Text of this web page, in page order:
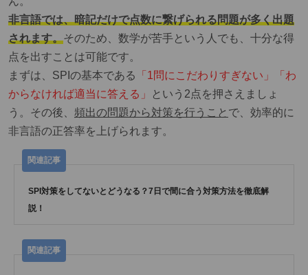
非言語では、暗記だけで点数に繋げられる問題が多く出題
されます。そのため、数学が苦手という人でも、十分な得
点を出すことは可能です。
まずは、SPIの基本である
「1問にこだわりすぎない」「わ
からなければ適当に答える」
という2点を押さえましょ
う。その後、 頻出の問題から対策を行うこと で、効率的に
非言語の正答率を上げられます。
SPI対策をしてないとどうなる？7日で間に合う対策方法を徹底解
説！